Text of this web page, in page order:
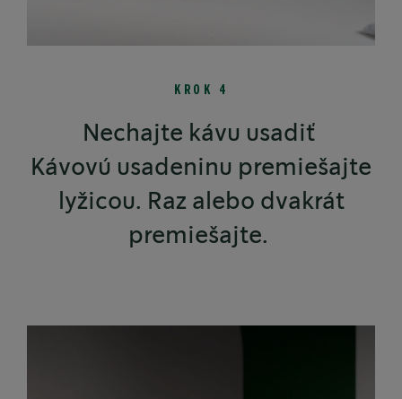
KROK 4
Nechajte kávu usadiť
Kávovú usadeninu premiešajte
lyžicou. Raz alebo dvakrát
premiešajte.